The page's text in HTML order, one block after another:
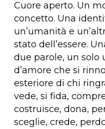
Cuore aperto. Un
concetto. Una
un’umanità e
stato dell’essere.
due parole, un solo
d’amore che si
esteriore di chi
vede, si fida,
costruisce, dona,
sceglie, crede,